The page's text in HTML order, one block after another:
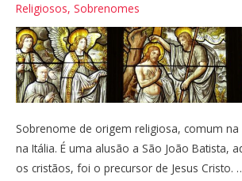
Religiosos, Sobrenomes
Sobrenome de origem religiosa, comum na
na Itália. É uma alusão a São João Batista,
os cristãos, foi o precursor de Jesus Cristo.